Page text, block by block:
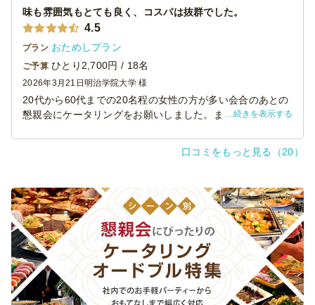
しいお料理を時間通りにお届け頂きました。是非また利用
させて頂きたいと思います。
味も雰囲気もとても良く、コスパは抜群でした。
4.5
プラン おためしプラン
ご予算 ひとり2,700円 / 18名
2026年3月21日 明治学院大学 様
20代から60代までの20名程の女性の方が多い会合のあとの
懇親会にケータリングをお願いしました。まず、見た目と
が、ビールのつまみにはそれが良かったようです。今回、
飯も選べるようでした。また、是非、注文したいです。サ
ービスは悪かったわけではなく、紙皿、お箸、お手拭きは
普通についていて、あとは配達していただいただけなの
で、4.0にしました。コスパは他の人たちもとても良いと言
ってました。
続きを表示する
口コミをもっと見る（20）